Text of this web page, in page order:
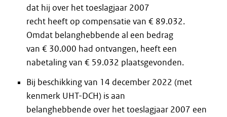
dat hij over het toeslagjaar 2007
recht heeft op compensatie van € 89.032.
Omdat belanghebbende al een bedrag
van € 30.000 had ontvangen, heeft een
nabetaling van € 59.032 plaatsgevonden.
Bij beschikking van 14 december 2022 (met
kenmerk UHT-DCH) is aan
belanghebbende over het toeslagjaar 2007 een